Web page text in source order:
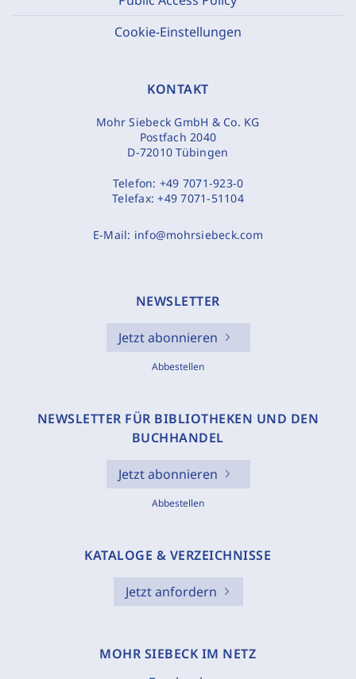
Cookie-Einstellungen
KONTAKT
Mohr Siebeck GmbH & Co. KG
Postfach 2040
D-72010 Tübingen
Telefon: +49 7071-923-0
Telefax:+49 7071-51104
E-Mail: info@mohrsiebeck.com
NEWSLETTER
Jetzt abonnieren
Abbestellen
NEWSLETTER FÜR BIBLIOTHEKEN UND DEN
BUCHHANDEL
Jetzt abonnieren
Abbestellen
KATALOGE & VERZEICHNISSE
Jetzt anfordern
MOHR SIEBECK IM NETZ